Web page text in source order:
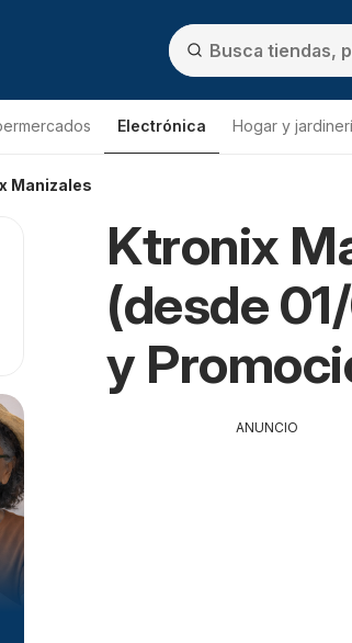
Electrónica Hogar y
Manizales
Ktronix
(desde
y
ANUNCIO